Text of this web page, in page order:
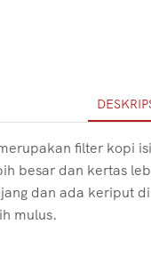
filter kopi
besar dan kertas
dan ada keriput
mulus.